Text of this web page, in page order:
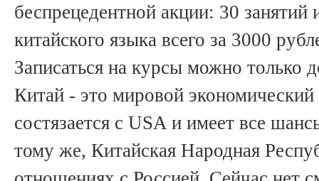
беспрецедентной акции: 30 занятий
китайского языка всего за 3000
Записаться на курсы можно только
Китай - это мировой
состязается с USA и имеет все
тому же, Китайская Народная